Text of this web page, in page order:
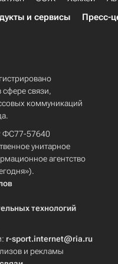
и сервисы Пресс-
связи,
коммуникаций
ФС77-57640
унитарное
агентство
технологий
r-sport.internet@ria.ru
и рекламы